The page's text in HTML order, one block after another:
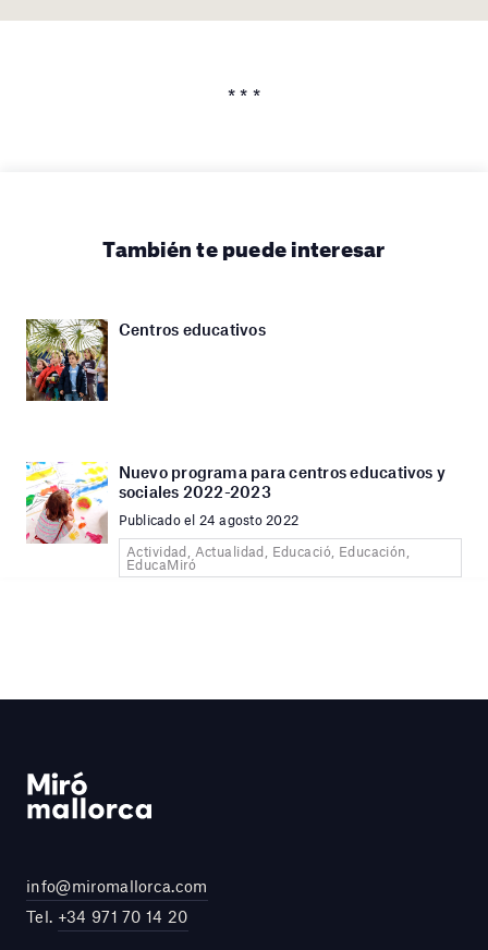
* * *
También te puede interesar
Centros educativos
Nuevo programa para centros educativos y
sociales 2022-2023
Publicado el 24 agosto 2022
Actividad, Actualidad, Educació, Educación,
EducaMiró
info@miromallorca.com
Tel. +34 971 70 14 20